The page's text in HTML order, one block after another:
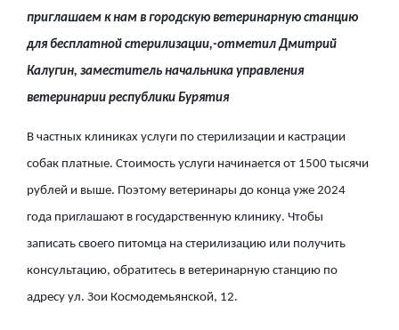
приглашаем к нам в городскую ветеринарную станцию
для бесплатной стерилизации,-отметил Дмитрий
Калугин, заместитель начальника управления
ветеринарии республики Бурятия
В частных клиниках услуги по стерилизации и кастрации
собак платные. Стоимость услуги начинается от 1500 тысячи
рублей и выше. Поэтому ветеринары до конца уже 2024
года приглашают в государственную клинику. Чтобы
записать своего питомца на стерилизацию или получить
консультацию, обратитесь в ветеринарную станцию по
адресу ул. Зои Космодемьянской, 12.